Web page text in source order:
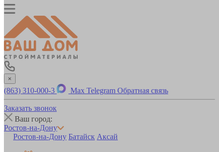
×
(863) 310-000-3 Max Telegram Обратная связь
Заказать звонок
Ваш город:
Ростов-на-Дону
Ростов-на-Дону Батайск Аксай